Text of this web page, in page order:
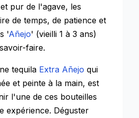
pur de l'agave, les
de temps, de patience et
'Añejo' (vieilli 1 à 3 ans)
faire.
tequila Extra Añejo qui
et peinte à la main, est
l'une de ces bouteilles
expérience. Déguster